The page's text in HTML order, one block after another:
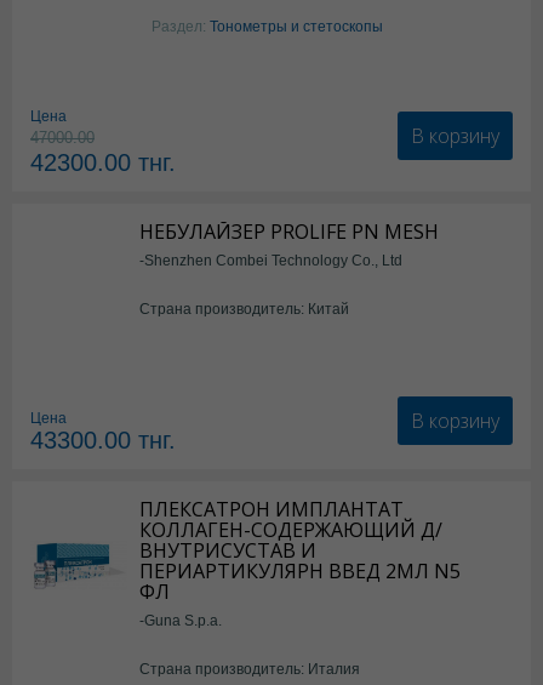
Раздел: Тонометры и стетоскопы
Цена
47000.00
42300.00 тнг.
В корзину
НЕБУЛАЙЗЕР PROLIFE PN MESH
-Shenzhen Combei Technology Co., Ltd
Страна производитель: Китай
Цена
43300.00 тнг.
В корзину
ПЛЕКСАТРОН ИМПЛАНТАТ
КОЛЛАГЕН-СОДЕРЖАЮЩИЙ Д/
ВНУТРИСУСТАВ И
ПЕРИАРТИКУЛЯРН ВВЕД 2МЛ N5
ФЛ
-Guna S.p.a.
Страна производитель: Италия